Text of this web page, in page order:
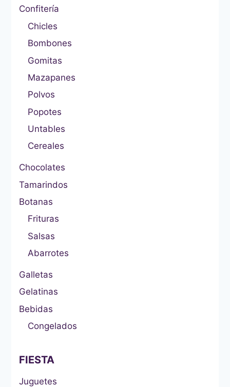
Confitería
Chicles
Bombones
Gomitas
Mazapanes
Polvos
Popotes
Untables
Cereales
Chocolates
Tamarindos
Botanas
Frituras
Salsas
Abarrotes
Galletas
Gelatinas
Bebidas
Congelados
FIESTA
Juguetes